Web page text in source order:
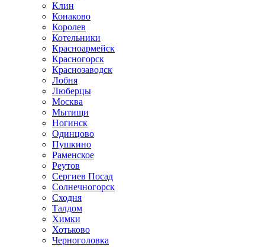
Клин
Конаково
Королев
Котельники
Красноармейск
Красногорск
Краснозаводск
Лобня
Люберцы
Москва
Мытищи
Ногинск
Одинцово
Пушкино
Раменское
Реутов
Сергиев Посад
Солнечногорск
Сходня
Талдом
Химки
Хотьково
Черноголовка